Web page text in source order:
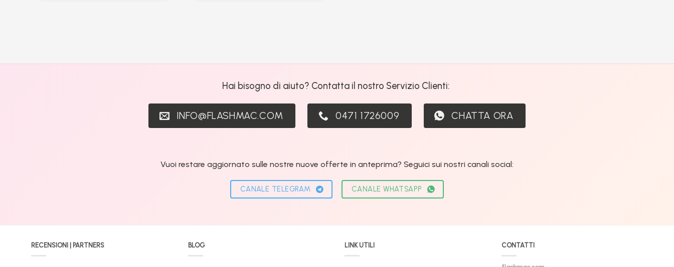
Hai bisogno di aiuto? Contatta il nostro Servizio Clienti:
INFO@FLASHMAC.COM 0471 1726009 CHATTA ORA
Vuoi restare aggiornato sulle nostre nuove offerte in anteprima? Seguici sui nostri canali social:
CANALE TELEGRAM CANALE WHATSAPP
RECENSIONI | PARTNERS BLOG LINK UTILI CONTATTI